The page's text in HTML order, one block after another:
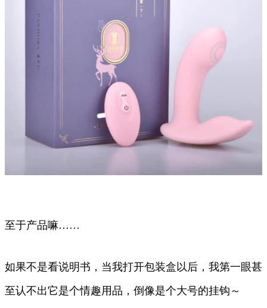
至于产品嘛……
如果不是看说明书，当我打开包装盒以后，我第一眼甚
至认不出它是个情趣用品，倒像是个大号的挂钩～